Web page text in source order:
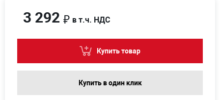
3 292 ₽ в т.ч. НДС
Купить товар
Купить в один клик